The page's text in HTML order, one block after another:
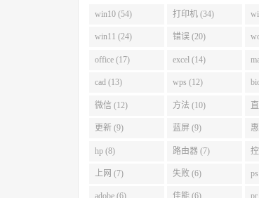
win10 (54) 打印机 (34)
win11 (24) 错误 (20)
office (17) excel (14)
cad (13) wps (12)
微信 (12) 方法 (10)
更新 (9) 蓝屏 (9)
hp (8) 路由器 (7)
上网 (7) 失败 (6)